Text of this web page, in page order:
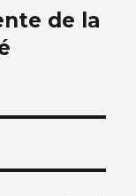
de la